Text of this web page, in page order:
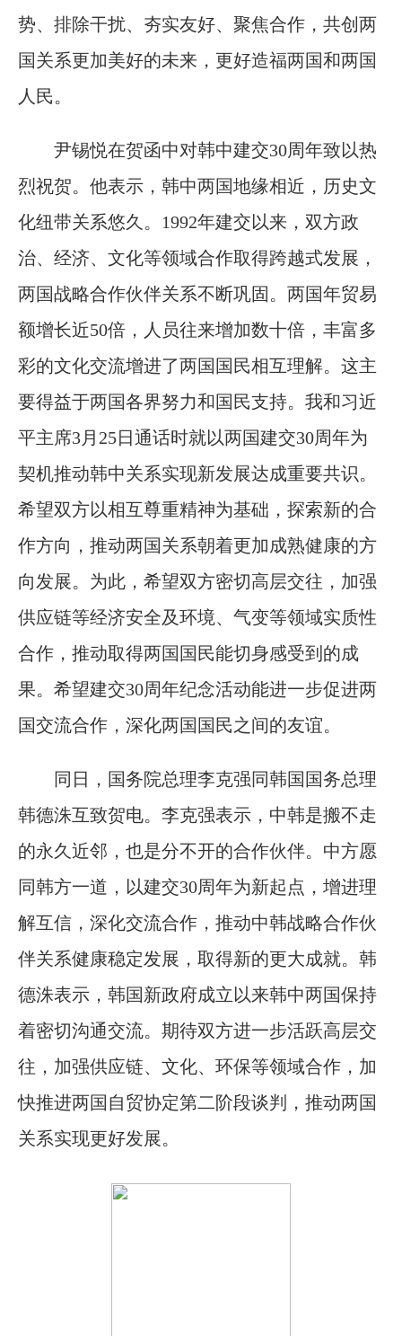
势、排除干扰、夯实友好、聚焦合作，共创两
国关系更加美好的未来，更好造福两国和两国
人民。
尹锡悦在贺函中对韩中建交30周年致以热
烈祝贺。他表示，韩中两国地缘相近，历史文
化纽带关系悠久。1992年建交以来，双方政
治、经济、文化等领域合作取得跨越式发展，
两国战略合作伙伴关系不断巩固。两国年贸易
额增长近50倍，人员往来增加数十倍，丰富多
彩的文化交流增进了两国国民相互理解。这主
要得益于两国各界努力和国民支持。我和习近
平主席3月25日通话时就以两国建交30周年为
契机推动韩中关系实现新发展达成重要共识。
希望双方以相互尊重精神为基础，探索新的合
作方向，推动两国关系朝着更加成熟健康的方
向发展。为此，希望双方密切高层交往，加强
供应链等经济安全及环境、气变等领域实质性
合作，推动取得两国国民能切身感受到的成
果。希望建交30周年纪念活动能进一步促进两
国交流合作，深化两国国民之间的友谊。
同日，国务院总理李克强同韩国国务总理
韩德洙互致贺电。李克强表示，中韩是搬不走
的永久近邻，也是分不开的合作伙伴。中方愿
同韩方一道，以建交30周年为新起点，增进理
解互信，深化交流合作，推动中韩战略合作伙
伴关系健康稳定发展，取得新的更大成就。韩
德洙表示，韩国新政府成立以来韩中两国保持
着密切沟通交流。期待双方进一步活跃高层交
往，加强供应链、文化、环保等领域合作，加
快推进两国自贸协定第二阶段谈判，推动两国
关系实现更好发展。